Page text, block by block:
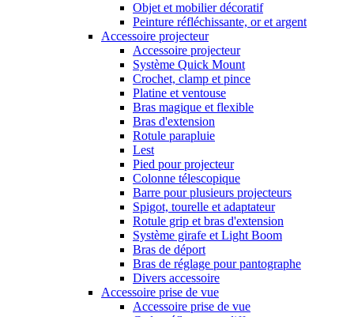
Objet et mobilier décoratif
Peinture réfléchissante, or et argent
Accessoire projecteur
Accessoire projecteur
Système Quick Mount
Crochet, clamp et pince
Platine et ventouse
Bras magique et flexible
Bras d'extension
Rotule parapluie
Lest
Pied pour projecteur
Colonne télescopique
Barre pour plusieurs projecteurs
Spigot, tourelle et adaptateur
Rotule grip et bras d'extension
Système girafe et Light Boom
Bras de déport
Bras de réglage pour pantographe
Divers accessoire
Accessoire prise de vue
Accessoire prise de vue